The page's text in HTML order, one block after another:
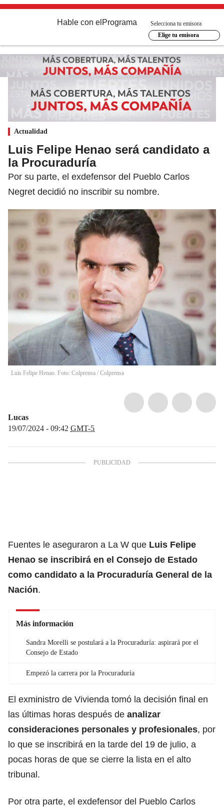
Hable con el Programa
Selecciona tu emisora
Elige tu emisora
Actualidad
Luis Felipe Henao será candidato a
la Procuraduría
Por su parte, el exdefensor del Pueblo Carlos
Negret decidió no inscribir su nombre.
Luis Felipe Henao. Foto: Colprensa / Colprensa
Lucas
19/07/2024 - 09:42 GMT-5
Fuentes le aseguraron a La W que Luis Felipe
Henao se inscribirá en el Consejo de Estado
como candidato a la Procuraduría General de la
Nación.
Más información
Sandra Morelli se postulará a la Procuraduría: aspirará por el
Consejo de Estado
Empezó la carrera por la Procuraduría
El exministro de Vivienda tomó la decisión final en
las últimas horas después de analizar
consideraciones personales y profesionales, por
lo que se inscribirá en la tarde del 19 de julio, a
pocas horas de que se cierre la lista en el alto
tribunal.
Por otra parte, el exdefensor del Pueblo Carlos